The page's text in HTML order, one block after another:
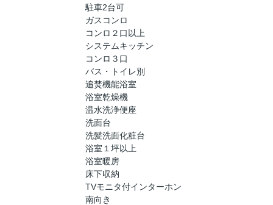
駐車2台可
ガスコンロ
コンロ２口以上
システムキッチン
コンロ３口
バス・トイレ別
追焚機能浴室
浴室乾燥機
温水洗浄便座
洗面台
洗髪洗面化粧台
浴室１坪以上
浴室暖房
床下収納
TVモニタ付インターホン
南向き